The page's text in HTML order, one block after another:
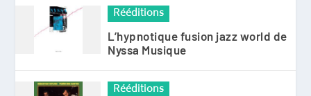
Rééditions
L’hypnotique fusion jazz world de
Nyssa Musique
Rééditions